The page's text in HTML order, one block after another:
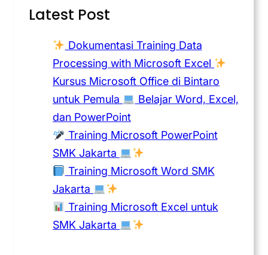
Latest Post
Dokumentasi Training Data
Processing with Microsoft Excel
Kursus Microsoft Office di Bintaro
untuk Pemula
Belajar Word, Excel,
dan PowerPoint
Training Microsoft PowerPoint
SMK Jakarta
Training Microsoft Word SMK
Jakarta
Training Microsoft Excel untuk
SMK Jakarta